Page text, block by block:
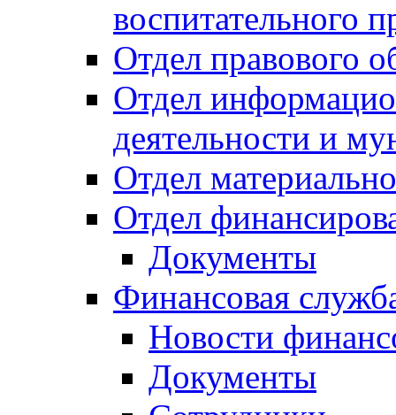
воспитательного
Отдел правового
Отдел
деятельности и
Отдел
Отдел
Документы
Финансовая
Новости
Документы